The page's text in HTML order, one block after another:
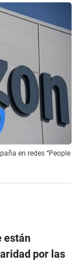
en redes “People
están
por las